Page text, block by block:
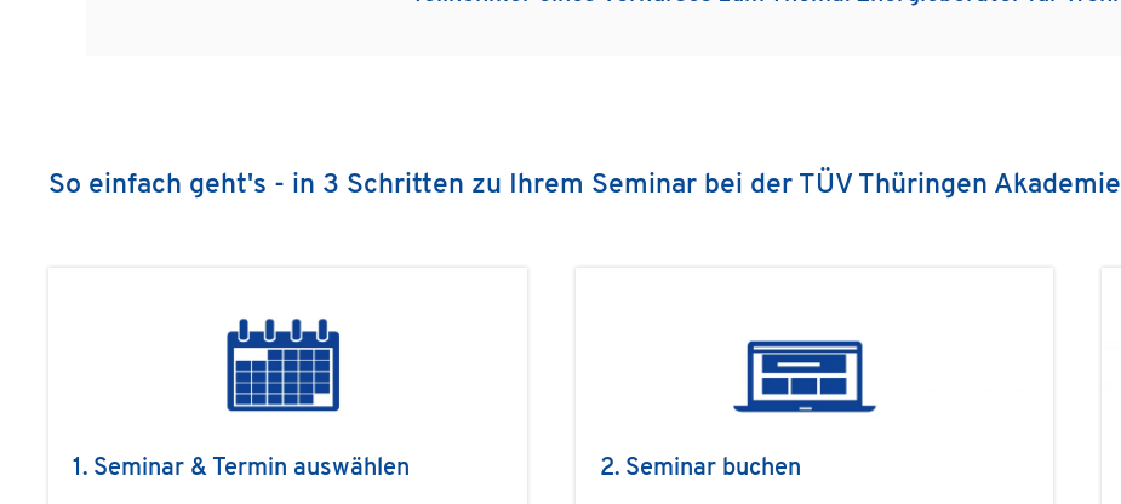
So einfach geht's - in 3 Schritten zu Ihrem Seminar bei der TÜV Thüringen Akademie
1. Seminar & Termin auswählen 2. Seminar buchen